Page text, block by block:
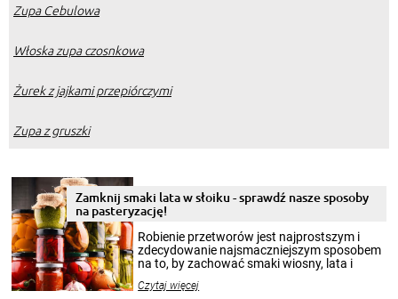
Zupa Cebulowa
Włoska zupa czosnkowa
Żurek z jajkami przepiórczymi
Zupa z gruszki
Zamknij smaki lata w słoiku - sprawdź nasze sposoby
na pasteryzację!
Robienie przetworów jest najprostszym i
zdecydowanie najsmaczniejszym sposobem
na to, by zachować smaki wiosny, lata i
krajobrazów, by cieszyć nimi oko w sezonie
Czytaj więcej